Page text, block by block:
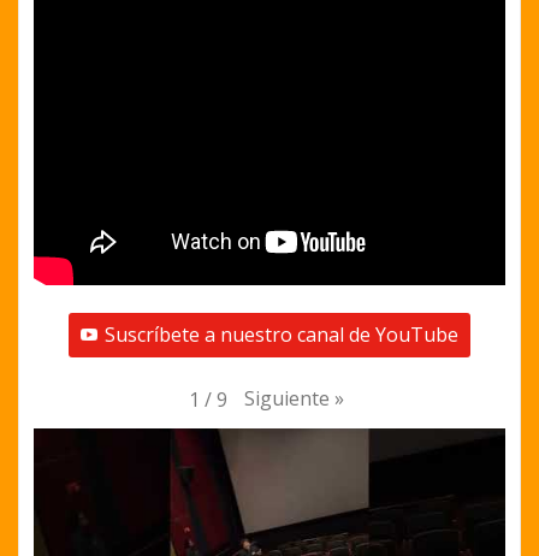
Suscríbete a nuestro canal de YouTube
1 / 9 Siguiente »